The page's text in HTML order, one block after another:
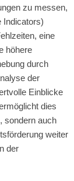
zu messen,
Indicators)
eine
höhere
durch
der
Einblicke
dies
sondern auch
weiter
der